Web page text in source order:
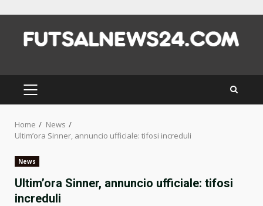
content
PRIMARY
MENU
Home
News
Ultim’ora Sinner, annuncio ufficiale: tifosi increduli
News
Ultim’ora Sinner, annuncio ufficiale: tifosi
increduli